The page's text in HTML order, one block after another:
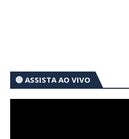
🔴 ASSISTA AO VIVO